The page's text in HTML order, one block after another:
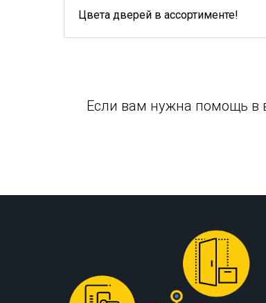
Цвета дверей в ассортименте!
Если вам нужна помощь в